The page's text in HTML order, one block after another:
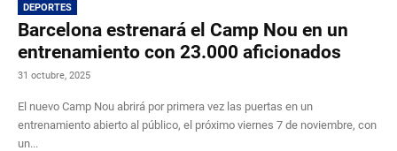
DEPORTES
Barcelona estrenará el Camp Nou en un
entrenamiento con 23.000 aficionados
31 octubre, 2025
El nuevo Camp Nou abrirá por primera vez las puertas en un
entrenamiento abierto al público, el próximo viernes 7 de noviembre, con
un...